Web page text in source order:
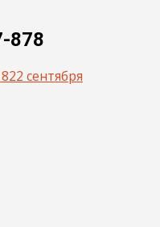
878
22 сентября